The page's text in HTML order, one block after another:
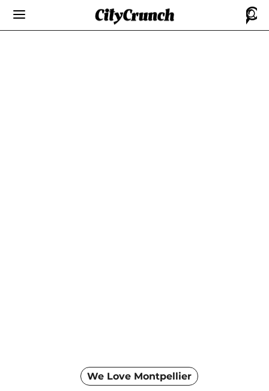
We Love Montpellier